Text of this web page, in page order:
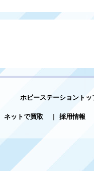
ホビーステーショントッ
ネットで買取
| 採用情報